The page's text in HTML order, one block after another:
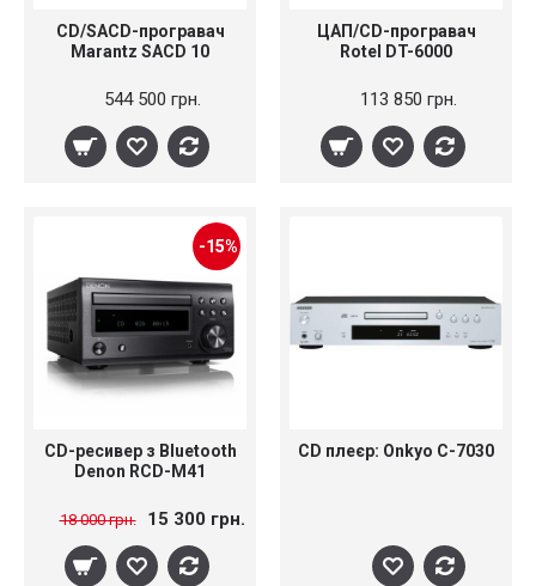
CD/SACD-програвач
Marantz SACD 10
544 500 грн.
ЦАП/CD-програвач
Rotel DT-6000
113 850 грн.
-15%
CD-ресивер з Bluetooth
Denon RCD-M41
18 000 грн. 15 300 грн.
CD плеєр: Onkyo C-7030